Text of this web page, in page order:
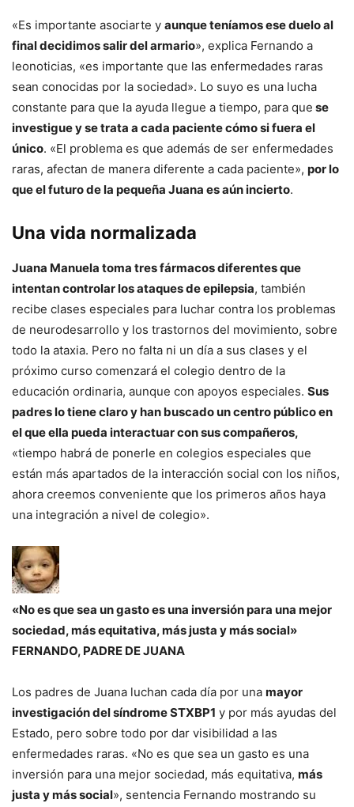
«Es importante asociarte y aunque teníamos ese duelo al
final decidimos salir del armario», explica Fernando a
leonoticias, «es importante que las enfermedades raras
sean conocidas por la sociedad». Lo suyo es una lucha
constante para que la ayuda llegue a tiempo, para que se
investigue y se trata a cada paciente cómo si fuera el
único. «El problema es que además de ser enfermedades
raras, afectan de manera diferente a cada paciente», por lo
que el futuro de la pequeña Juana es aún incierto.
Una vida normalizada
Juana Manuela toma tres fármacos diferentes que
intentan controlar los ataques de epilepsia, también
recibe clases especiales para luchar contra los problemas
de neurodesarrollo y los trastornos del movimiento, sobre
todo la ataxia. Pero no falta ni un día a sus clases y el
próximo curso comenzará el colegio dentro de la
educación ordinaria, aunque con apoyos especiales. Sus
padres lo tiene claro y han buscado un centro público en
el que ella pueda interactuar con sus compañeros,
«tiempo habrá de ponerle en colegios especiales que
están más apartados de la interacción social con los niños,
ahora creemos conveniente que los primeros años haya
una integración a nivel de colegio».
«No es que sea un gasto es una inversión para una mejor
sociedad, más equitativa, más justa y más social»
FERNANDO, PADRE DE JUANA
Los padres de Juana luchan cada día por una mayor
investigación del síndrome STXBP1 y por más ayudas del
Estado, pero sobre todo por dar visibilidad a las
enfermedades raras. «No es que sea un gasto es una
inversión para una mejor sociedad, más equitativa, más
justa y más social», sentencia Fernando mostrando su